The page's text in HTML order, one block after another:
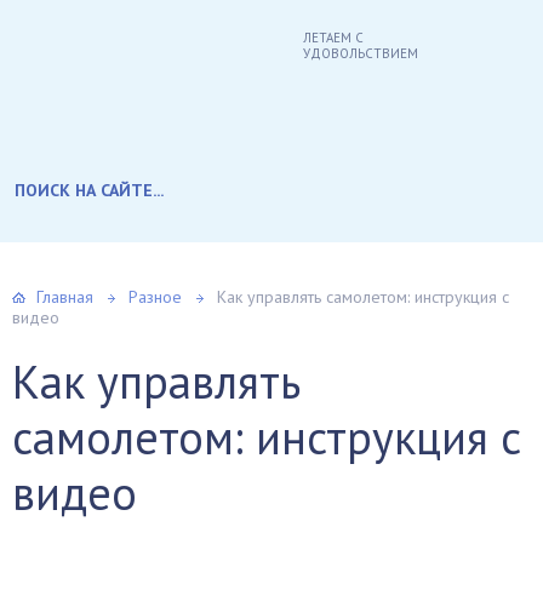
ЛЕТАЕМ С
УДОВОЛЬСТВИЕМ
Главная Разное
Как управлять самолетом: инструкция с
видео
Как управлять
самолетом: инструкция с
видео